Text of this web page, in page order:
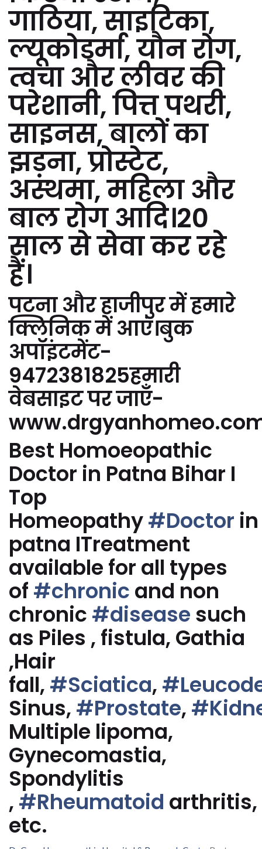
गाठिया, साइटिका,
ल्यूकोडर्मा, यौन रोग,
त्वचा और लीवर की
परेशानी, पित्त पथरी,
साइनस, बालों का
झड़ना, प्रोस्टेट,
अस्थमा, महिला और
बाल रोग आदि।20
साल से सेवा कर रहे
हैं।
पटना और हाजीपुर में हमारे
क्लिनिक में आएं।बुक
अपॉइंटमेंट-
9472381825हमारी
वेबसाइट पर जाएँ-
Best Homoeopathic
Doctor in Patna Bihar I
Top
Homeopathy#Doctor in
patna ITreatment
available for all types
of #chronic and non
chronic #disease such
as Piles , fistula, Gathia
,Hair
fall, #Sciatica,
Sinus, #Prostate,
Multiple lipoma,
Gynecomastia,
Spondylitis
, #Rheumatoid arthritis,
etc.